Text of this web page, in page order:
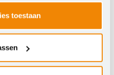
toestaan
beleid vanuit
stevige embedding van
dan 250